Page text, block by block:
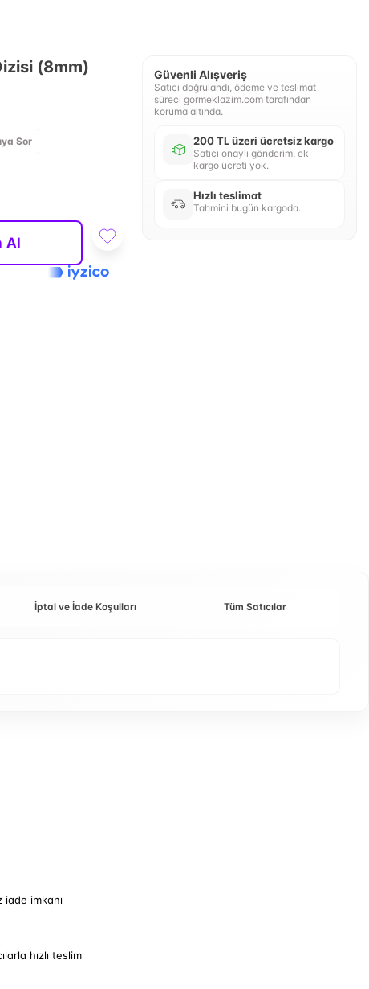
(8mm)
Sor
Al
Güvenli Alışveriş
Satıcı doğrulandı, ödeme ve teslimat
süreci gormeklazim.com tarafından
koruma altında.
200 TL üzeri ücretsiz kargo
Satıcı onaylı gönderim, ek
kargo ücreti yok.
Hızlı teslimat
Tahmini bugün kargoda.
İptal ve İade Koşulları Tüm Satıcılar
imkanı
hızlı teslim